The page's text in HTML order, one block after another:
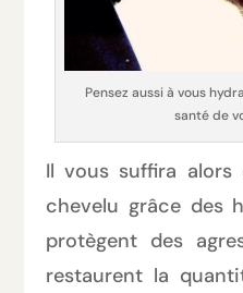
Pensez aussi à vous
santé de
Il vous suffira alors
chevelu grâce des
protègent des
restaurent la